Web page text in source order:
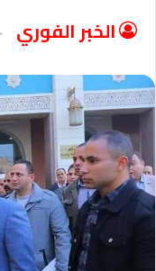
الخبر الفوري